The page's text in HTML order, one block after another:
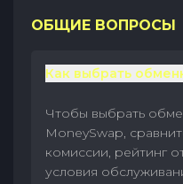
ОБЩИЕ ВОПРОСЫ
Как выбрать
Чтобы выбрать
MoneySwap,
комиссии, рейтинг
условия